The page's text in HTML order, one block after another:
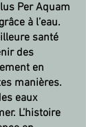
Per Aquam
à l’eau.
santé
des
en
manières.
eaux
L’histoire